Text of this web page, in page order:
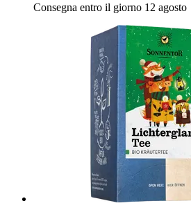
Consegna entro il giorno 12 agosto